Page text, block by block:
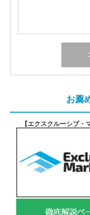
お薦
【エクスクルーシブ・